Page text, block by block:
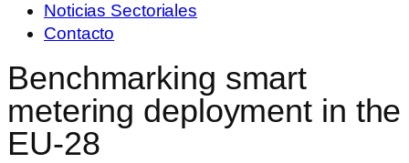
Noticias Sectoriales
Contacto
Benchmarking smart
metering deployment in the
EU-28